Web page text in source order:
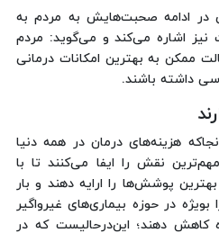
در ادامه صحبت‌هایش به مردم به
نیز اشاره می‌کند و می‌گوید: مردم
ممکن به بهترین امکانات درمانی
داشته باشند.
هزینه‌های درمان در همه دنیا
نقش‌ را ایفا می‌کنند تا با
پوشش‌ها را ارایه دهند و بار
بویژه در حوزه بیماری‌های غیرواگیر
کاهش دهند؛ این‌درحالیست که در